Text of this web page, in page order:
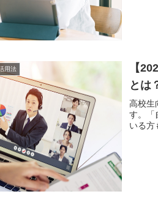
用法
【
とは
高校生
す。「
いる方